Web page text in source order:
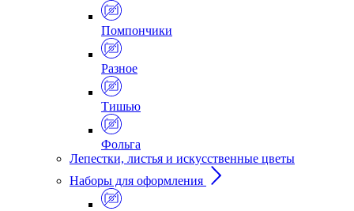
Помпончики
Разное
Тишью
Фольга
Лепестки, листья и искусственные цветы
Наборы для оформления